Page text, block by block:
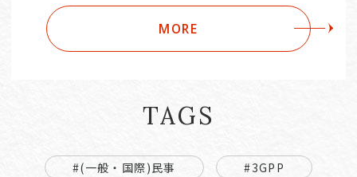
MORE
TAGS
#(一般・国際)民事
#3GPP